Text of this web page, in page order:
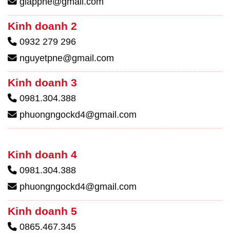
Kinh doanh 2
0932 279 296
nguyetpne@gmail.com
Kinh doanh 3
0981.304.388
phuongngockd4@gmail.com
Kinh doanh 4
0981.304.388
phuongngockd4@gmail.com
Kinh doanh 5
0865.467.345